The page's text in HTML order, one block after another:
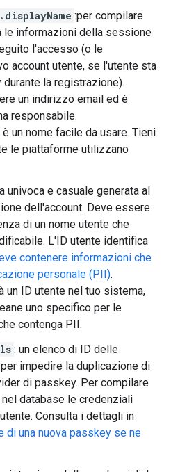
:per compilare
le informazioni della sessione
l'accesso (o le
account utente, se l'utente sta
la registrazione).
un indirizzo email ed è
responsabile.
è un nome facile da usare. Tieni
le piattaforme utilizzano
univoca e casuale generata al
dell'account. Deve essere
di un nome utente che
L'ID utente identifica
contenere informazioni che
personale (PII).
un ID utente nel tuo sistema,
uno specifico per le
contenga PII.
: un elenco di ID delle
impedire la duplicazione di
di passkey. Per compilare
database le credenziali
Consulta i dettagli in
di una nuova passkey se ne